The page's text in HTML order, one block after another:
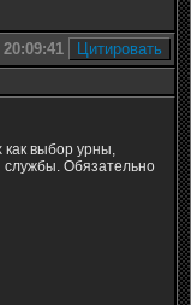
выбор урны,
службы. Обязательно